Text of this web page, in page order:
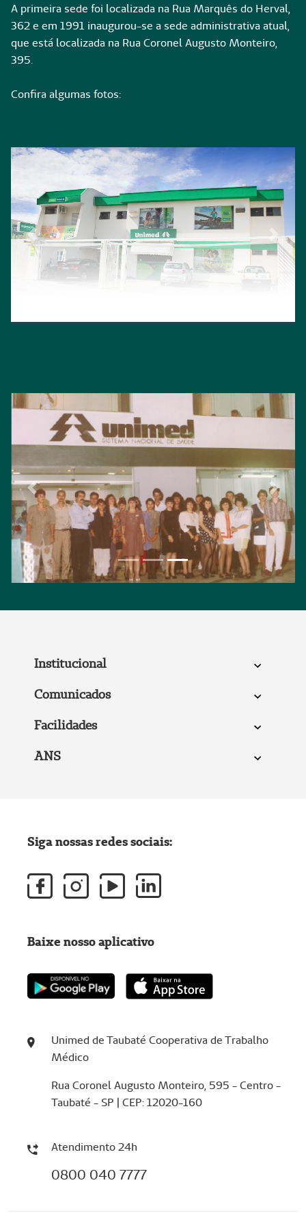
A primeira sede foi localizada na Rua Marquês do Herval,
362 e em 1991 inaugurou-se a sede administrativa atual,
que está localizada na Rua Coronel Augusto Monteiro,
395.
Confira algumas fotos:
Previous Next
Focus first slide
Focus second slide
Focus third slide
Previous Next
Institucional
Comunicados
Facilidades
ANS
Unimed de Taubaté Cooperativa de Trabalho
Médico
Rua Coronel Augusto Monteiro, 595 - Centro -
Taubaté - SP | CEP: 12020-160
Atendimento 24h
0800 040 7777
Siga nossas redes sociais:
Baixe nosso aplicativo